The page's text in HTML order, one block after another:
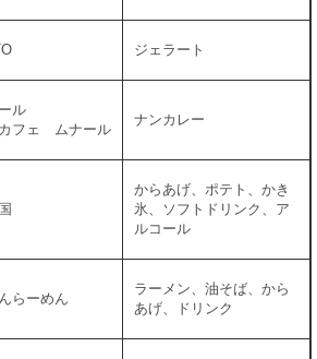
ジェラート
ル
フェ ムナール
ナンカレー
からあげ、ポテト、かき
氷、ソフトドリンク、ア
ルコール
らーめん
ラーメン、油そば、から
あげ、ドリンク